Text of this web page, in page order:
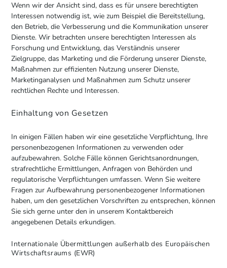
Wenn wir der Ansicht sind, dass es für unsere berechtigten
Interessen notwendig ist, wie zum Beispiel die Bereitstellung,
den Betrieb, die Verbesserung und die Kommunikation unserer
Dienste. Wir betrachten unsere berechtigten Interessen als
Forschung und Entwicklung, das Verständnis unserer
Zielgruppe, das Marketing und die Förderung unserer Dienste,
Maßnahmen zur effizienten Nutzung unserer Dienste,
Marketinganalysen und Maßnahmen zum Schutz unserer
rechtlichen Rechte und Interessen.
Einhaltung von Gesetzen
In einigen Fällen haben wir eine gesetzliche Verpflichtung, Ihre
personenbezogenen Informationen zu verwenden oder
aufzubewahren. Solche Fälle können Gerichtsanordnungen,
strafrechtliche Ermittlungen, Anfragen von Behörden und
regulatorische Verpflichtungen umfassen. Wenn Sie weitere
Fragen zur Aufbewahrung personenbezogener Informationen
haben, um den gesetzlichen Vorschriften zu entsprechen, können
Sie sich gerne unter den in unserem Kontaktbereich
angegebenen Details erkundigen.
Internationale Übermittlungen außerhalb des Europäischen
Wirtschaftsraums (EWR)